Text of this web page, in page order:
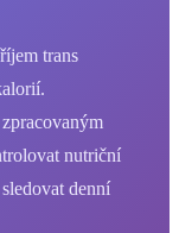
trans
nutriční
denní